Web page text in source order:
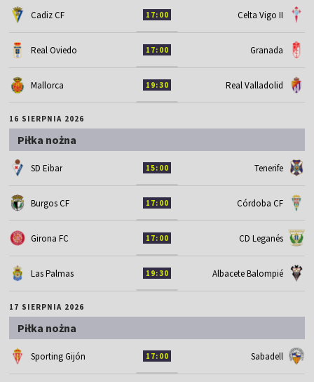
Cadiz CF 17:00 Celta Vigo II
Real Oviedo 17:00 Granada
Mallorca 19:30 Real Valladolid
16 SIERPNIA 2026
Piłka nożna
SD Eibar 15:00 Tenerife
Burgos CF 17:00 Córdoba CF
Girona FC 17:00 CD Leganés
Las Palmas 19:30 Albacete Balompié
17 SIERPNIA 2026
Piłka nożna
Sporting Gijón 17:00 Sabadell